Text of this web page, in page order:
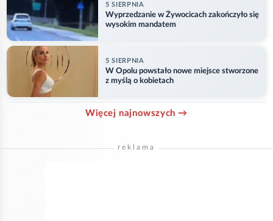
5 SIERPNIA
Wyprzedzanie w Żywocicach zakończyło się
wysokim mandatem
5 SIERPNIA
W Opolu powstało nowe miejsce stworzone
z myślą o kobietach
Więcej najnowszych →
reklama